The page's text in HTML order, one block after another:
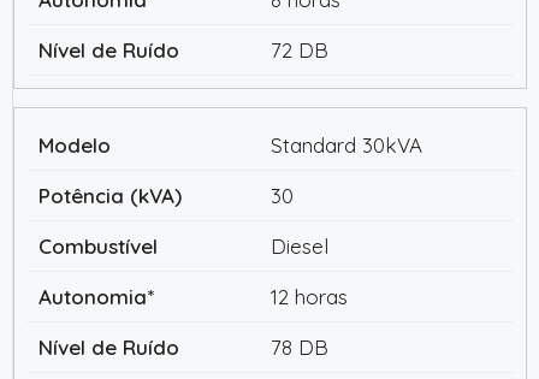
72 DB
Standard 30kVA
30
Diesel
12 horas
78 DB